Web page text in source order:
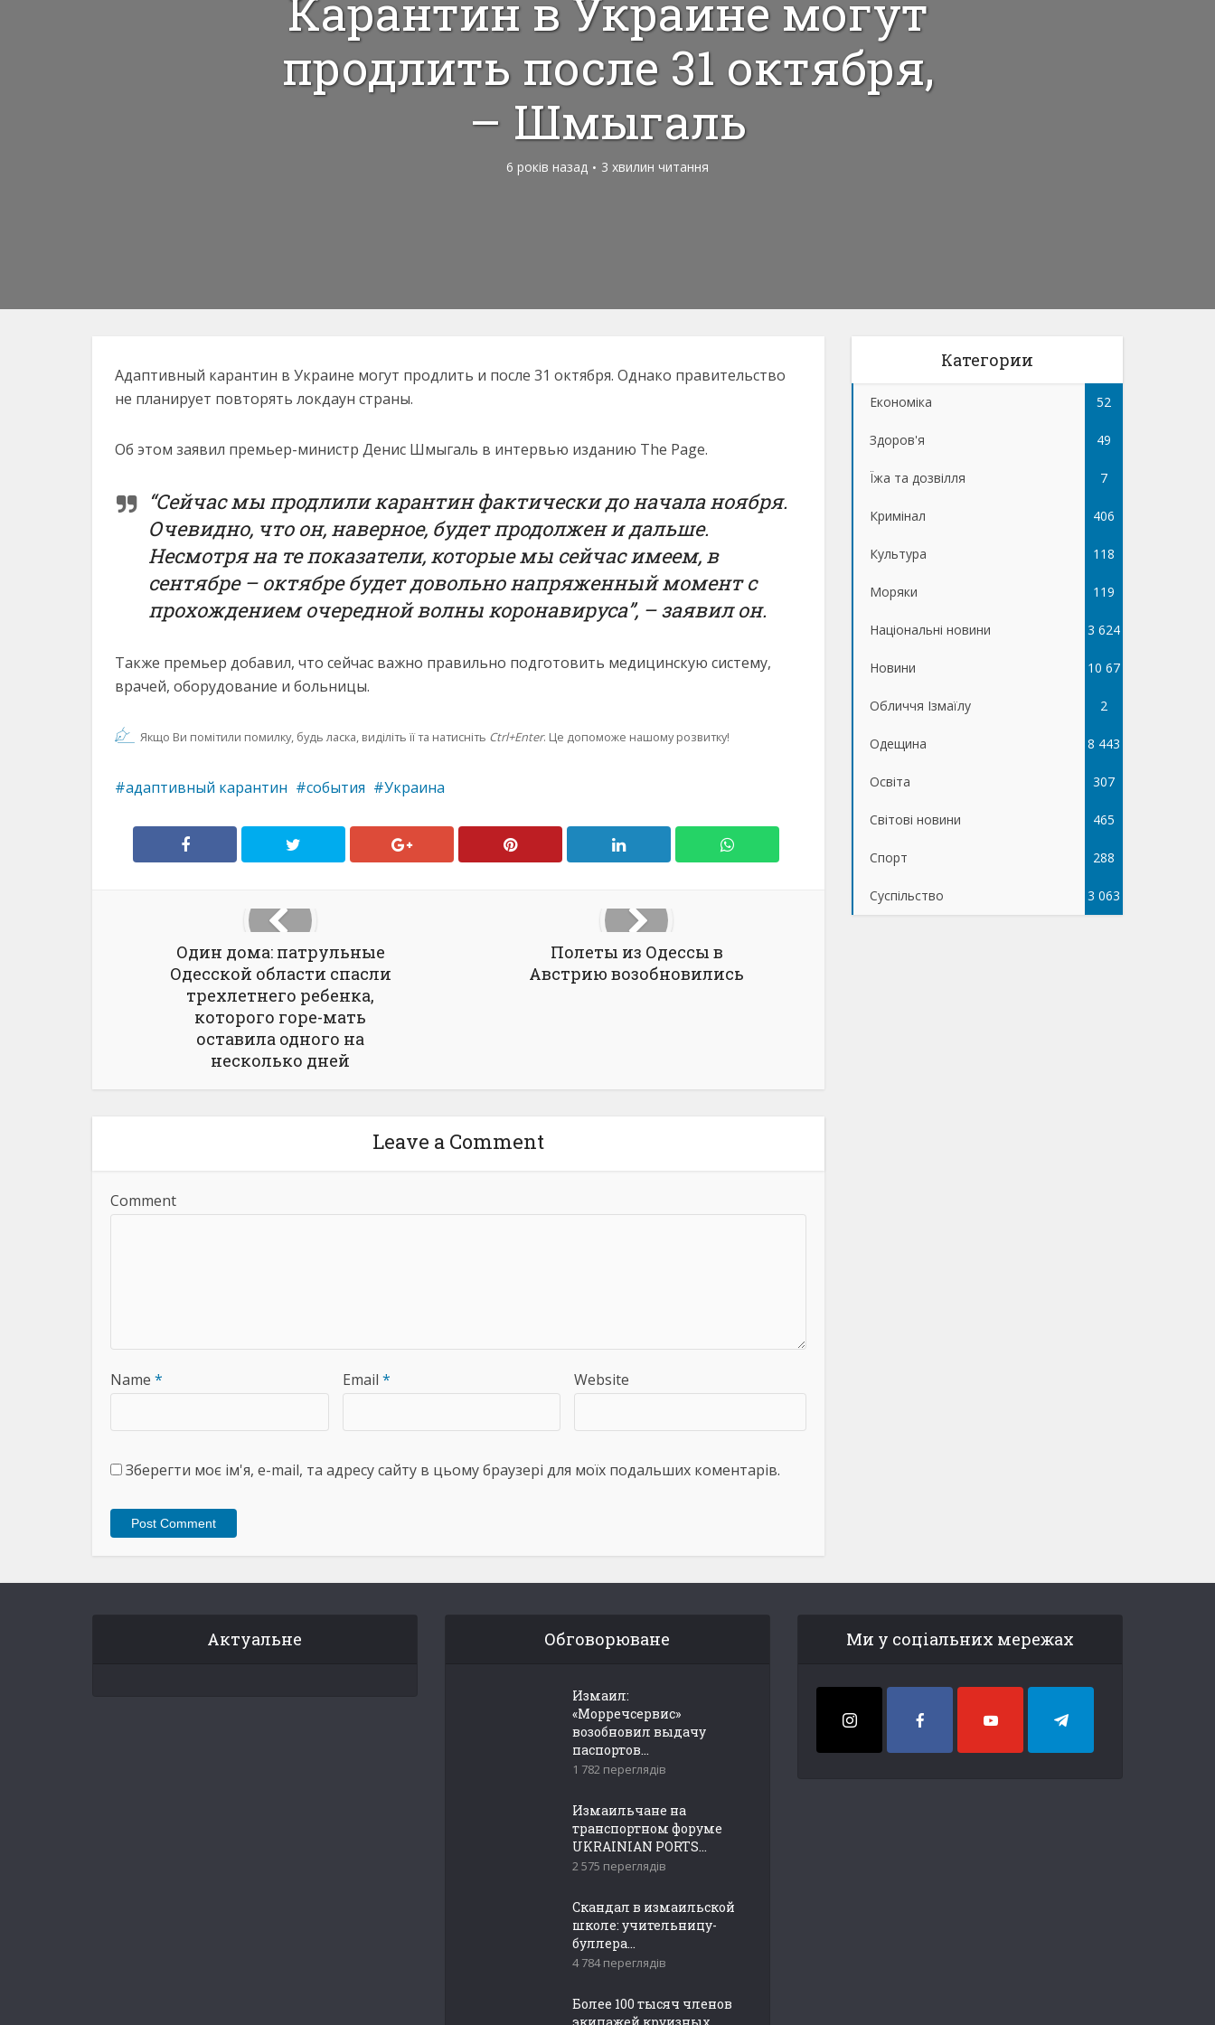
Карантин в Украине могут
продлить после 31 октября,
– Шмыгаль
6 років назад 3 хвилин читання
Адаптивный карантин в Украине могут продлить и после 31 октября. Однако правительство
не планирует повторять локдаун страны.
Об этом заявил премьер-министр Денис Шмыгаль в интервью изданию The Page.
“Сейчас мы продлили карантин фактически до начала ноября.
Очевидно, что он, наверное, будет продолжен и дальше.
Несмотря на те показатели, которые мы сейчас имеем, в
сентябре – октябре будет довольно напряженный момент с
прохождением очередной волны коронавируса”, – заявил он.
Также премьер добавил, что сейчас важно правильно подготовить медицинскую систему,
врачей, оборудование и больницы.
Якщо Ви помітили помилку, будь ласка, виділіть її та натисніть Ctrl+Enter. Це допоможе нашому розвитку!
адаптивный карантин события Украина
Один дома: патрульные
Одесской области спасли
трехлетнего ребенка,
которого горе-мать
оставила одного на
несколько дней
Полеты из Одессы в
Австрию возобновились
Leave a Comment
Comment
Name * Email * Website
Зберегти моє ім'я, e-mail, та адресу сайту в цьому браузері для моїх подальших коментарів.
Категории
Економіка 52
Здоров'я 49
Їжа та дозвілля 7
Кримінал 406
Культура 118
Моряки 119
Національні новини 3 624
Новини 10 67
5
Обличчя Ізмаїлу 2
Одещина 8 443
Освіта 307
Світові новини 465
Спорт 288
Суспільство 3 063
Актуальне Обговорюване
Измаил:
«Морречсервис»
возобновил выдачу
паспортов...
1 782 переглядів
Измаильчане на
транспортном форуме
UKRAINIAN PORTS...
2 575 переглядів
Скандал в измаильской
школе: учительницу-
буллера...
4 784 переглядів
Более 100 тысяч членов
Ми у соціальних мережах